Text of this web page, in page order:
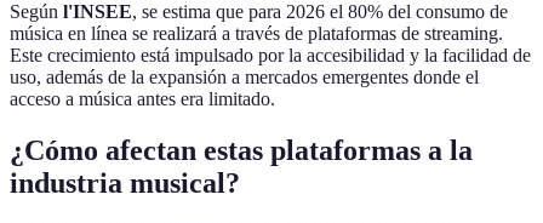
Según l'INSEE, se estima que para 2026 el 80% del consumo de
música en línea se realizará a través de plataformas de streaming.
Este crecimiento está impulsado por la accesibilidad y la facilidad de
uso, además de la expansión a mercados emergentes donde el
acceso a música antes era limitado.
¿Cómo afectan estas plataformas a la
industria musical?